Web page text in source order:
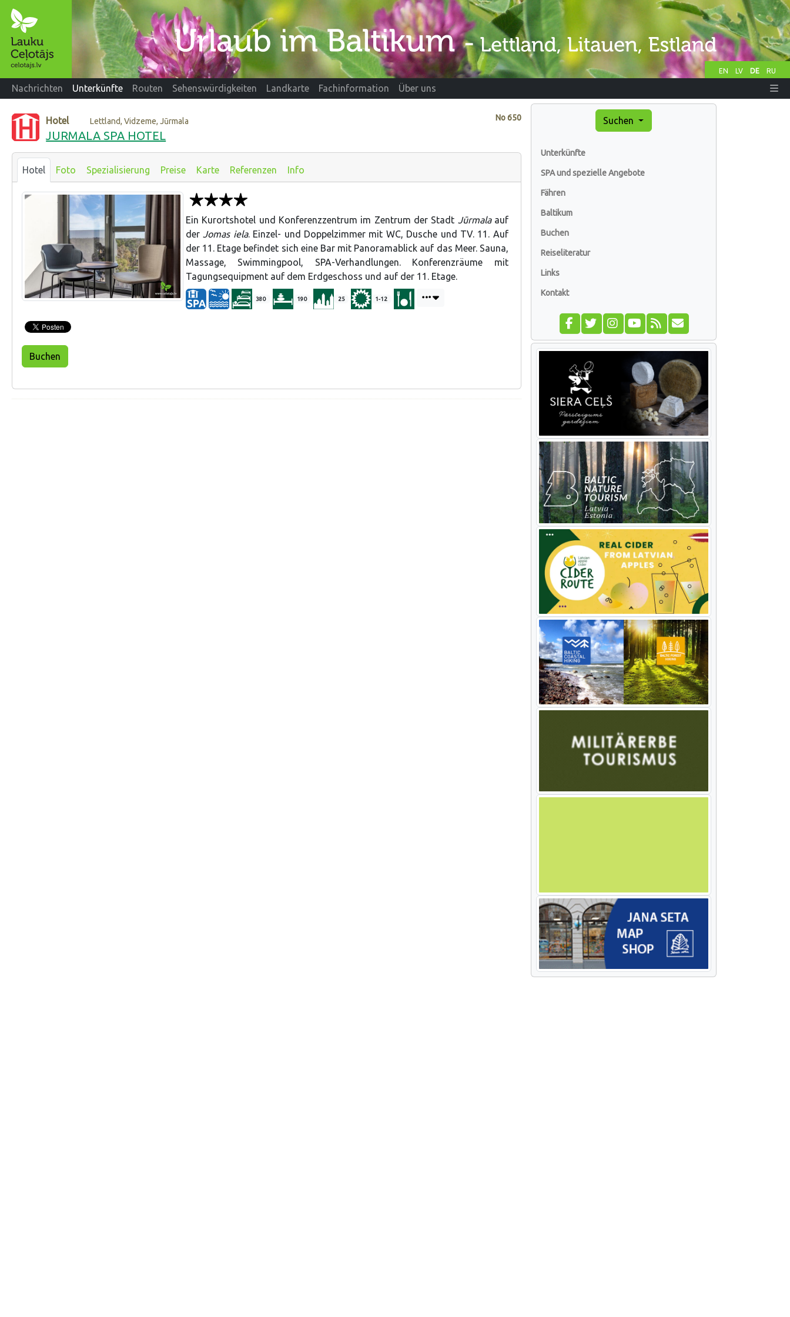
EN LV DE RU
Nachrichten Unterkünfte Routen Sehenswürdigkeiten Landkarte Fachinformation Über uns
No650
Hotel Lettland, Vidzeme, Jūrmala
JURMALA SPA HOTEL
Hotel Foto Spezialisierung Preise Karte Referenzen Info
Ein Kurortshotel und Konferenzzentrum im Zentrum der Stadt Jūrmalaauf
der Jomas iela. Einzel- und Doppelzimmer mit WC, Dusche und TV. 11. Auf
der 11. Etage befindet sich eine Bar mit Panoramablick auf das Meer. Sauna,
Massage, Swimmingpool, SPA-Verhandlungen. Konferenzräume mit
Tagungsequipment auf dem Erdgeschoss und auf der 11. Etage.
380 190 25 1-12
Buchen
Suchen
Unterkünfte
SPA und spezielle Angebote
Fähren
Baltikum
Buchen
Reiseliteratur
Links
Kontakt